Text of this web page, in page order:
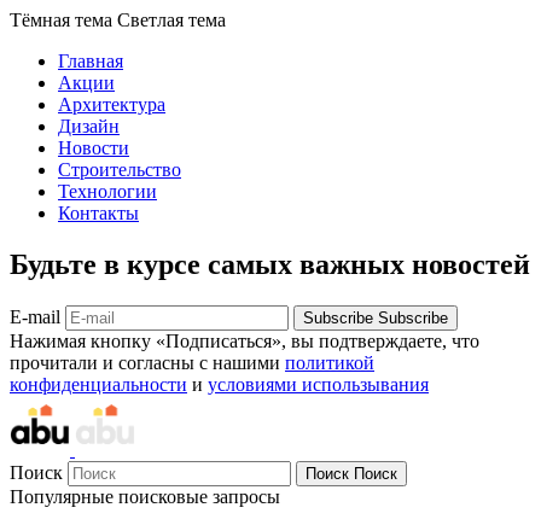
Тёмная тема Светлая тема
Главная
Акции
Архитектура
Дизайн
Новости
Строительство
Технологии
Контакты
Будьте в курсе самых важных новостей
E-mail Subscribe Subscribe
Нажимая кнопку «Подписаться», вы подтверждаете, что
прочитали и согласны с нашими политикой
конфиденциальности и условиями использывания
Поиск Поиск Поиск
Популярные поисковые запросы